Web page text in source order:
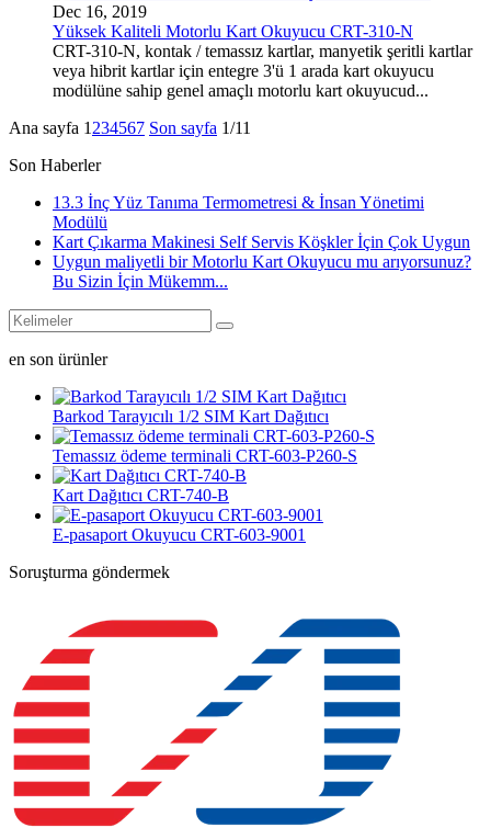
Dec 16, 2019
Yüksek Kaliteli Motorlu Kart Okuyucu CRT-310-N
CRT-310-N, kontak / temassız kartlar, manyetik şeritli kartlar
veya hibrit kartlar için entegre 3'ü 1 arada kart okuyucu
modülüne sahip genel amaçlı motorlu kart okuyucud...
Ana sayfa 1 234567 Son sayfa 1/11
Son Haberler
13.3 İnç Yüz Tanıma Termometresi & İnsan Yönetimi
Modülü
Kart Çıkarma Makinesi Self Servis Köşkler İçin Çok Uygun
Uygun maliyetli bir Motorlu Kart Okuyucu mu arıyorsunuz?
Bu Sizin İçin Mükemm...
en son ürünler
Barkod Tarayıcılı 1/2 SIM Kart Dağıtıcı
Temassız ödeme terminali CRT-603-P260-S
Kart Dağıtıcı CRT-740-B
E-pasaport Okuyucu CRT-603-9001
Soruşturma göndermek